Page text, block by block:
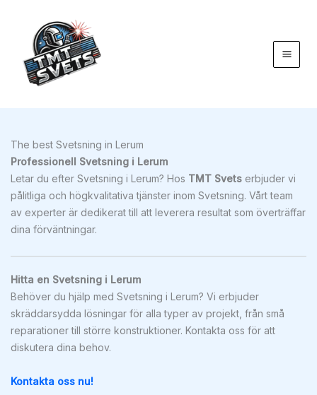
innehåll
The best Svetsning in Lerum
Professionell Svetsning i Lerum
Letar du efter Svetsning i Lerum? Hos TMT Svets erbjuder vi
pålitliga och högkvalitativa tjänster inom Svetsning. Vårt team
av experter är dedikerat till att leverera resultat som överträffar
dina förväntningar.
Hitta en Svetsning i Lerum
Behöver du hjälp med Svetsning i Lerum? Vi erbjuder
skräddarsydda lösningar för alla typer av projekt, från små
reparationer till större konstruktioner. Kontakta oss för att
diskutera dina behov.
Kontakta oss nu!